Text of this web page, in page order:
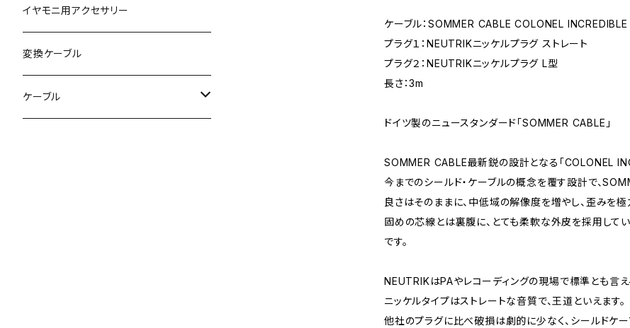
ケーブル：SOMMER CABLE COLONEL INCREDIBLE
プラグ１：NEUTRIKニッケルプラグ ストレート
プラグ２：NEUTRIKニッケルプラグ L型
長さ：3m
ドイツ製のニュースタンダード「SOMMER CABLE」
SOMMER CABLE最新鋭の設計となる「COLONEL
今までのシールド・ケーブルの概念を覆す設計で、
良さはそのままに、中低域の解像度を増やし、歪みを極
固めの芯線とは裏腹に、とても柔軟な外皮を採用して
です。
NEUTRIKはPAやレコーディングの現場で標準とも言え
ニッケルタイプはストレートな音質で、王道といえます。
他社のプラグに比べ破損は劇的に少なく、シールドケ
イヤモニ用アクセサリー
変換ケーブル
ケーブル